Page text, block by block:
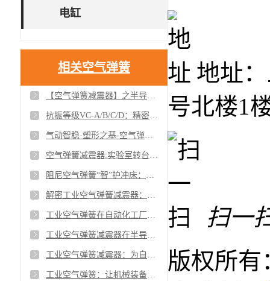
电缸
相关空气弹簧
【空气弹簧减震器】之半导体光刻机配套减震设备的必要性及差异分析
抗振等级VC-A/B/C/D：精密设备振动防护的分级标准与应用解析
气动智稳·塑形之基-空气弹簧减振器在吸塑机中的精密减震革新
空气弹簧减震器:实验室转台稳定运行的守护者
阻尼空气弹簧“智”护冲床：减震降噪双突破
解密工业空气弹簧减震器：智能制造新趋势
工业空气弹簧在自动化工厂减震装置中的应用
工业空气弹簧减震器在半导体和光学平台中的应用
工业空气弹簧减震器：为自动化工厂带来卓越的震动抑制和缓冲效果
工业空气弹簧：让机械装备如虎添翼
地址
号北楼1
扫一
版权所有